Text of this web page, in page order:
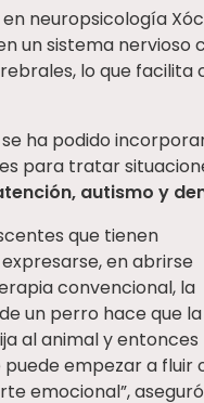
neuropsicología
un sistema nervioso
lo que facilita
ha podido
para tratar
autismo y
que tienen
en abrirse
convencional, la
un perro hace que la
al animal y entonces
empezar a fluir
emocional”, aseguró